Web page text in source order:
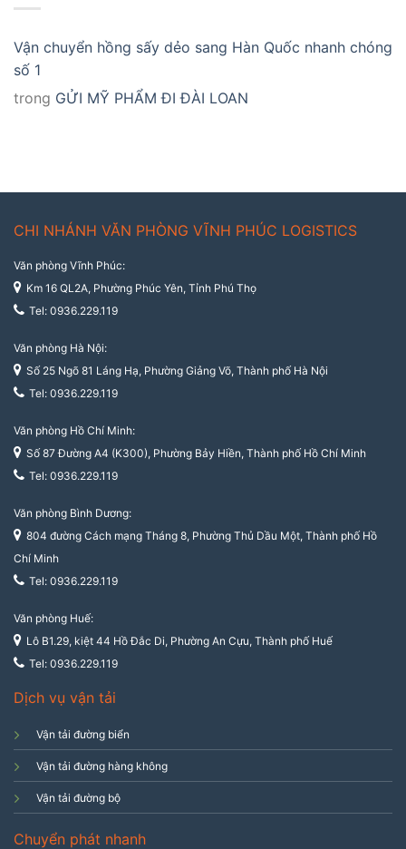
Vận chuyển hồng sấy dẻo sang Hàn Quốc nhanh chóng
số 1
trong GỬI MỸ PHẨM ĐI ĐÀI LOAN
CHI NHÁNH VĂN PHÒNG VĨNH PHÚC LOGISTICS
Văn phòng Vĩnh Phúc:
Km 16 QL2A, Phường Phúc Yên, Tỉnh Phú Thọ
Tel: 0936.229.119
Văn phòng Hà Nội:
Số 25 Ngõ 81 Láng Hạ, Phường Giảng Võ, Thành phố Hà Nội
Tel: 0936.229.119
Văn phòng Hồ Chí Minh:
Số 87 Đường A4 (K300), Phường Bảy Hiền, Thành phố Hồ Chí Minh
Tel: 0936.229.119
Văn phòng Bình Dương:
804 đường Cách mạng Tháng 8, Phường Thủ Dầu Một, Thành phố Hồ
Chí Minh
Tel: 0936.229.119
Văn phòng Huế:
Lô B1.29, kiệt 44 Hồ Đắc Di, Phường An Cựu, Thành phố Huế
Tel: 0936.229.119
Dịch vụ vận tải
Vận tải đường biển
Vận tải đường hàng không
Vận tải đường bộ
Chuyển phát nhanh